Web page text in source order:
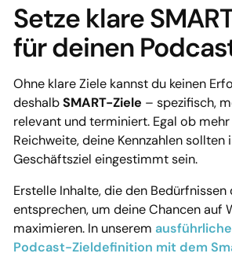
Setze klare
für deinen
Ohne klare Ziele kannst du keinen
deshalbSMART-Ziele – spezifisch,
relevant und terminiert. Egal ob
Reichweite, deine Kennzahlen
Geschäftsziel eingestimmt sein.
Erstelle Inhalte, die den
entsprechen, um deine Chancen auf
maximieren. In unserem
Podcast-Zieldefinition mit dem